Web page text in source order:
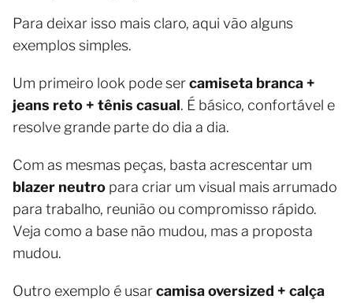
Para deixar isso mais claro, aqui vão alguns
exemplos simples.
Um primeiro look pode sercamiseta branca +
jeans reto + tênis casual. É básico, confortável e
resolve grande parte do dia a dia.
Com as mesmas peças, basta acrescentar um
blazer neutro para criar um visual mais arrumado
para trabalho, reunião ou compromisso rápido.
Veja como a base não mudou, mas a proposta
mudou.
Outro exemplo é usarcamisa oversized + calça